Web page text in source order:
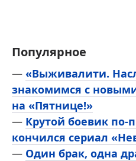
Популярное
— «Выживалити.
знакомимся с
на «Пятнице!»
— Крутой боевик по-
кончился сериал
— Один брак, одна